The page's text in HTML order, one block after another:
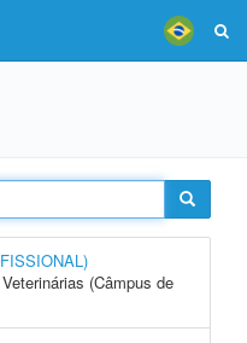
(Câmpus de